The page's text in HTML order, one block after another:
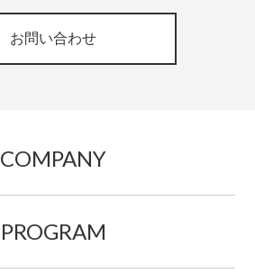
お問い合わせ
COMPANY
PROGRAM